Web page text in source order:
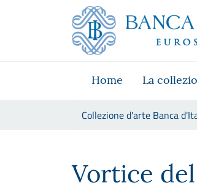
Skip to Main Content
Vai al sito istituzionale
Vai al menu di navigazione
Vai alla ricerca
Vai ai contenuti
Home La
Collezione d'arte Banca
Vortice